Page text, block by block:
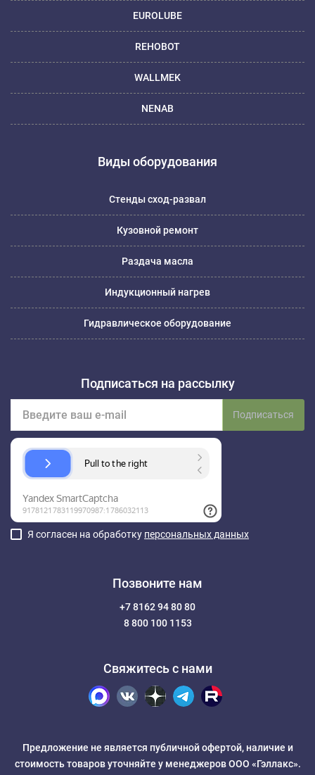
EUROLUBE
REHOBOT
WALLMEK
NENAB
Виды оборудования
Стенды сход-развал
Кузовной ремонт
Раздача масла
Индукционный нагрев
Гидравлическое оборудование
Подписаться на рассылку
Подписаться
Я согласен на обработку персональных данных
Позвоните нам
+7 8162 94 80 80
8 800 100 1153
Свяжитесь с нами
Предложение не является публичной офертой, наличие и
стоимость товаров уточняйте у менеджеров ООО «Гэллакс».